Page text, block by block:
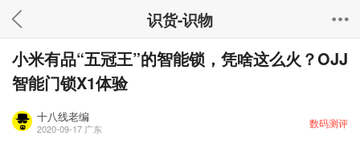
识货-识物
小米有品“五冠王”的智能锁，凭啥这么火？OJJ
智能门锁X1体验
十八线老编
2020-09-17 广东 数码测评